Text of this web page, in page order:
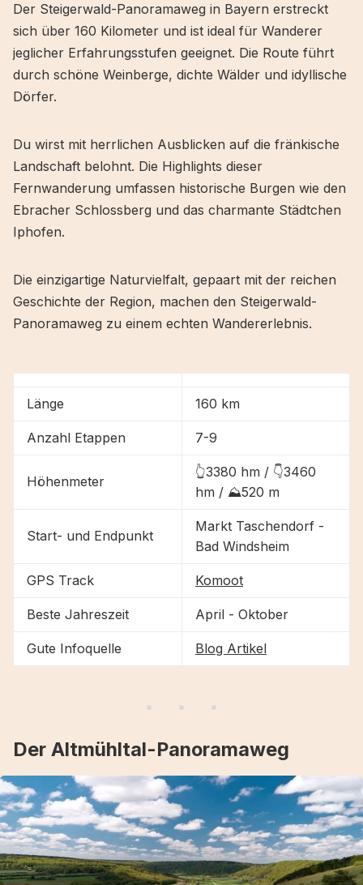
Der Steigerwald-Panoramaweg in Bayern erstreckt
sich über 160 Kilometer und ist ideal für Wanderer
jeglicher Erfahrungsstufen geeignet. Die Route führt
durch schöne Weinberge, dichte Wälder und idyllische
Dörfer.
Du wirst mit herrlichen Ausblicken auf die fränkische
Landschaft belohnt. Die Highlights dieser
Fernwanderung umfassen historische Burgen wie den
Ebracher Schlossberg und das charmante Städtchen
Iphofen.
Die einzigartige Naturvielfalt, gepaart mit der reichen
Geschichte der Region, machen den Steigerwald-
Panoramaweg zu einem echten Wandererlebnis.
Länge 160 km
Anzahl Etappen 7-9
Höhenmeter
👆3380 hm / 👇3460
hm / ⛰520 m
Start- und Endpunkt
Markt Taschendorf -
Bad Windsheim
GPS Track Komoot
Beste Jahreszeit April - Oktober
Gute Infoquelle Blog Artikel
Der Altmühltal-Panoramaweg